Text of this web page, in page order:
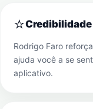
⭐Credibilidade
Rodrigo Faro
ajuda você a se
aplicativo.